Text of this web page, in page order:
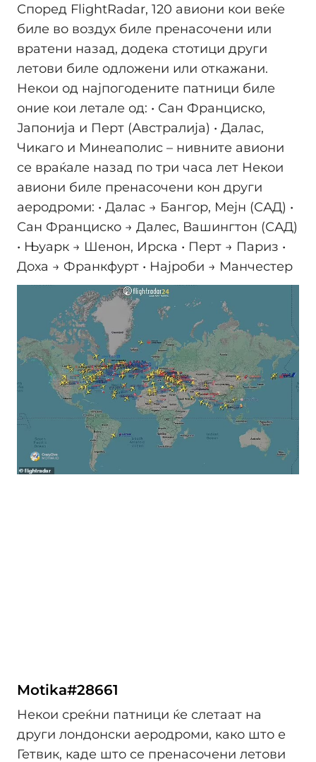
Според FlightRadar, 120 авиони кои веќе
биле во воздух биле пренасочени или
вратени назад, додека стотици други
летови биле одложени или откажани.
Некои од најпогодените патници биле
оние кои летале од: • Сан Франциско,
Јапонија и Перт (Австралија) • Далас,
Чикаго и Минеаполис – нивните авиони
се враќале назад по три часа лет Некои
авиони биле пренасочени кон други
аеродроми: • Далас → Бангор, Мејн (САД) •
Сан Франциско → Далес, Вашингтон (САД)
• Њуарк → Шенон, Ирска • Перт → Париз •
Доха → Франкфурт • Најроби → Манчестер
Motika#28661
Некои среќни патници ќе слетаат на
други лондонски аеродроми, како што е
Гетвик, каде што се пренасочени летови